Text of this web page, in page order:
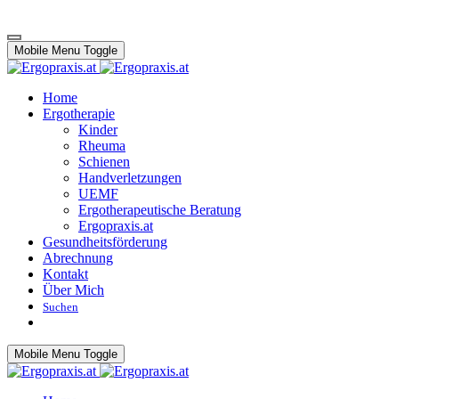
Mobile Menu Toggle
Home
Ergotherapie
Kinder
Rheuma
Schienen
Handverletzungen
UEMF
Ergotherapeutische Beratung
Ergopraxis.at
Gesundheitsförderung
Abrechnung
Kontakt
Über Mich
Suchen
Mobile Menu Toggle